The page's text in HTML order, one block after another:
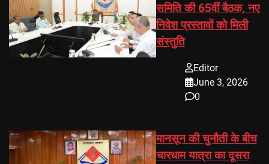
समिति की 65वीं बैठक, नए
निवेश प्रस्तावों को मिली
संस्तुति
Editor
June 3, 2026
0
मानसून की चुनौती के बीच
चारधाम यात्रा का दूसरा